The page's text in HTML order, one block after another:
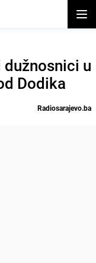
dužnosnici u
Dodika
Radiosarajevo.ba